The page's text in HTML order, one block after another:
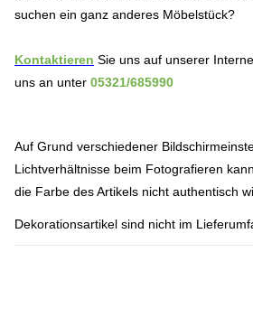
suchen ein ganz anderes Möbelstück?
Kontaktieren Sie uns auf unserer
uns an unter 05321/685990
Auf Grund verschiedener
Lichtverhältnisse beim Fotografieren
die Farbe des Artikels nicht authentisch
Dekorationsartikel sind nicht im